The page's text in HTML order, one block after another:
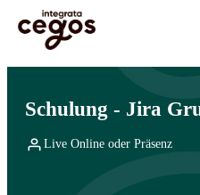
Skip to main content
Sie sind hier:Startseite
Professionelle
>Web-Plattformen & Applikationsserver
Schulung - Jira
Live Online oder Präsenz